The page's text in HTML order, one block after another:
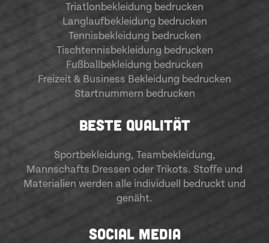
Triatlonbekleidung bedrucken
Langlaufbekleidung bedrucken
Tennisbekleidung bedrucken
Tischtennisbekleidung bedrucken
Fußballbekleidung bedrucken
Freizeit & Business Bekleidung bedrucken
Startnummern bedrucken
BESTE QUALITÄT
Sportbekleidung, Teambekleidung,
Mannschafts Dressen oder Trikots. Stoffe und
Materialien werden alle individuell bedruckt und
genäht.
SOCIAL MEDIA